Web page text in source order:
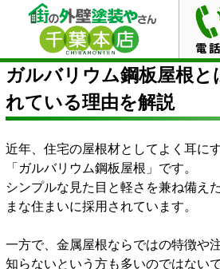
HOME ブログ
ガルバリウム鋼
れている理由を解説
ガルバリウム鋼板屋根と
れている理由を解説
近年、住宅の屋根材としてよく耳に
「ガルバリウム鋼板屋根」です。
シンプルな見た目と軽さを兼ね備え
まな住まいに採用されています。
一方で、金属屋根ならではの特徴や
知らないという方も多いのではない